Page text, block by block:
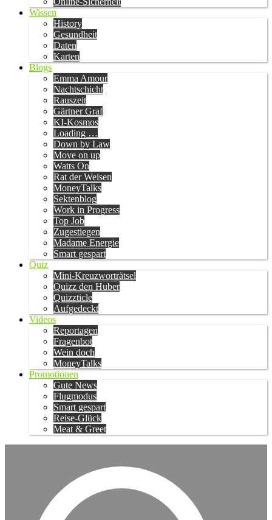
Wissen
History
Gesundheit
Daten
Karten
Blogs
Emma Amour
Nachtschicht
Rauszeit
Gärtner Graf
KI-Kosmos
Loading …
Down by Law
Move on up
Watts On
Rat der Weisen
MoneyTalks
Sektenblog
Work in Progress
Top Job
Zugestiegen
Madame Energie
Smart gespart
Quiz
Mini-Kreuzworträtsel
Quizz den Huber
Quizzticle
Aufgedeckt
Videos
Reportagen
Fragenbot
Wein doch
MoneyTalks
Promotionen
Gute News
Flugmodus
Smart gespart
Reise-Glück
Meat & Greet